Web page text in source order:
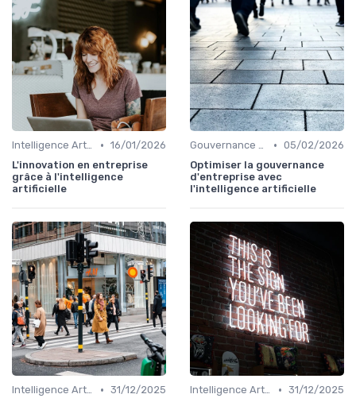
Intelligence Artificielle & stratégie • 16/01/2026
L'innovation en entreprise
grâce à l'intelligence
artificielle
Gouvernance d’entreprise • 05/02/2026
Optimiser la gouvernance
d'entreprise avec
l'intelligence artificielle
Intelligence Artificielle & stratégie • 31/12/2025
Intelligence Artificielle & stratégie • 31/12/2025